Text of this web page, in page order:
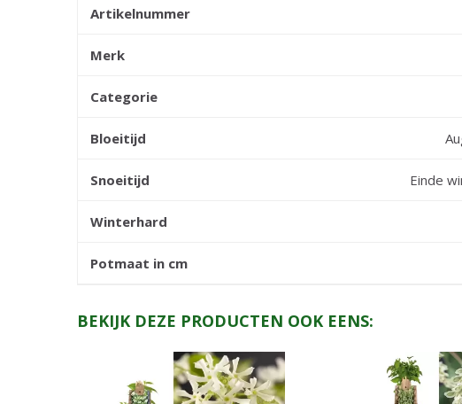
Artikelnummer
Merk
Categorie
Bloeitijd
Snoeitijd Einde
Winterhard
Potmaat in cm
BEKIJK DEZE PRODUCTEN OOK EENS: